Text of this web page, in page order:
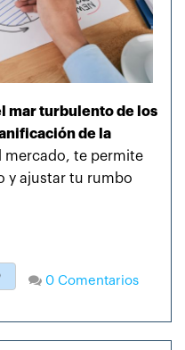
mar turbulento de los
de la
mercado, te permite
y ajustar tu rumbo
0 Comentarios